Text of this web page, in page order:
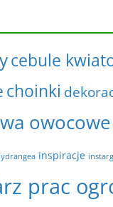
cebule
choinki
owocowe
inspiracje
prac